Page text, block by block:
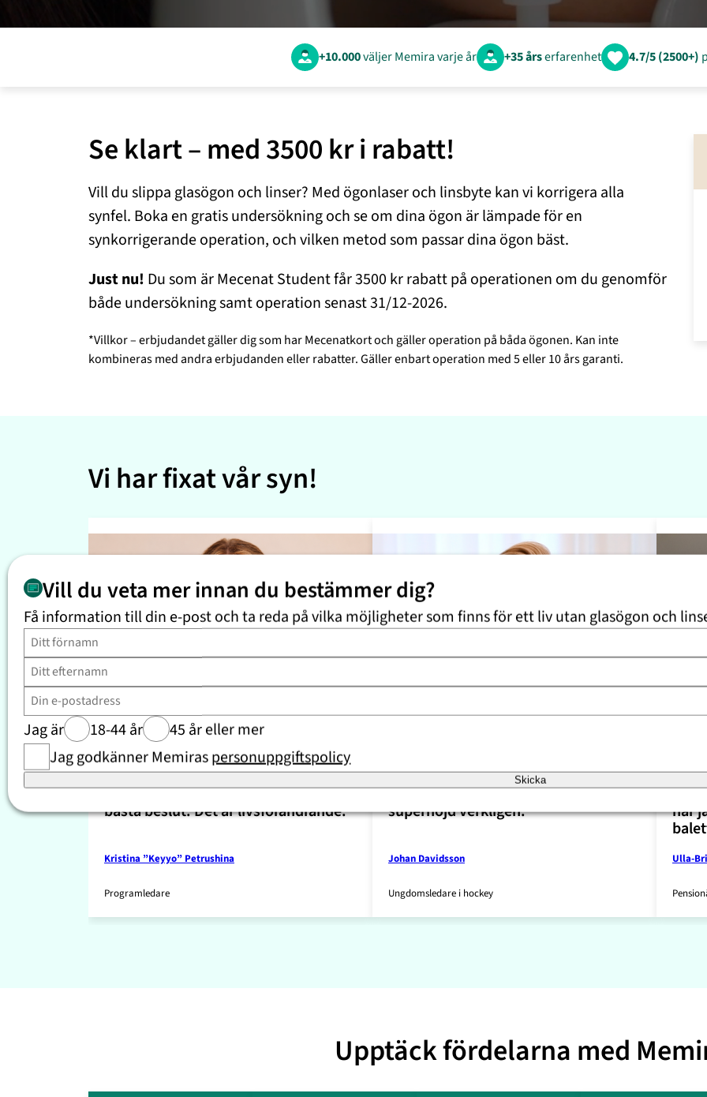
+10.000väljer Memira varje år +35 årserfarenhet 4.7/5 (2500+)
Se klart – med 3500 kr i rabatt!
Vill du slippa glasögon och linser? Med ögonlaser och linsbyte kan vi korrigera alla
synfel. Boka en gratis undersökning och se om dina ögon är lämpade för en
synkorrigerande operation, och vilken metod som passar dina ögon bäst.
Just nu! Du som är Mecenat Student får 3500 kr rabatt på operationen om du genomför
både undersökning samt operation senast 31/12-2026.
*Villkor – erbjudandet gäller dig som har Mecenatkort och gäller operation på båda ögonen. Kan inte
kombineras med andra erbjudanden eller rabatter. Gäller enbart operation med 5 eller 10 års garanti.
Vi har fixat vår syn!
Se Kristina ”Keyyo” Petrushinas resa
”Linsimplantat är bland mitt livs
bästa beslut. Det är livsförändrande.”
Kristina ”Keyyo” Petrushina
Programledare
”Det kan inte bli bättre, jag är
supernöjd verkligen.”
Johan Davidsson
Ungdomsledare i hockey
när
Ulla-
Upptäck fördelarna med
Vill du veta mer innan du bestämmer dig?
Få information till din e-post och ta reda på vilka möjligheter som finns för ett liv utan glasögon och
Jag är 18-44 år
45 år eller mer
Jag godkänner Memiraspersonuppgiftspolicy
Skicka